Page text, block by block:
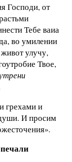
Господи, от
Тебе ваиа
во умилении
улучу,
Твое,
грехами и
И просим